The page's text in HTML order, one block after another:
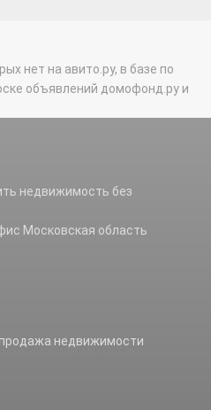
нет на авито.ру, в базе по
объявлений домофонд.ру и
недвижимость без
Московская область